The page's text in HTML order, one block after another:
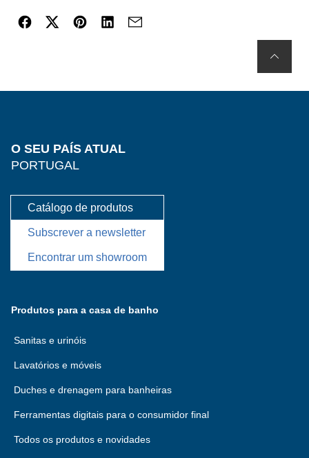
O SEU PAÍS ATUAL
PORTUGAL
Catálogo de produtos
Subscrever a newsletter
Encontrar um showroom
Produtos para a casa de banho
Sanitas e urinóis
Lavatórios e móveis
Duches e drenagem para banheiras
Ferramentas digitais para o consumidor final
Todos os produtos e novidades